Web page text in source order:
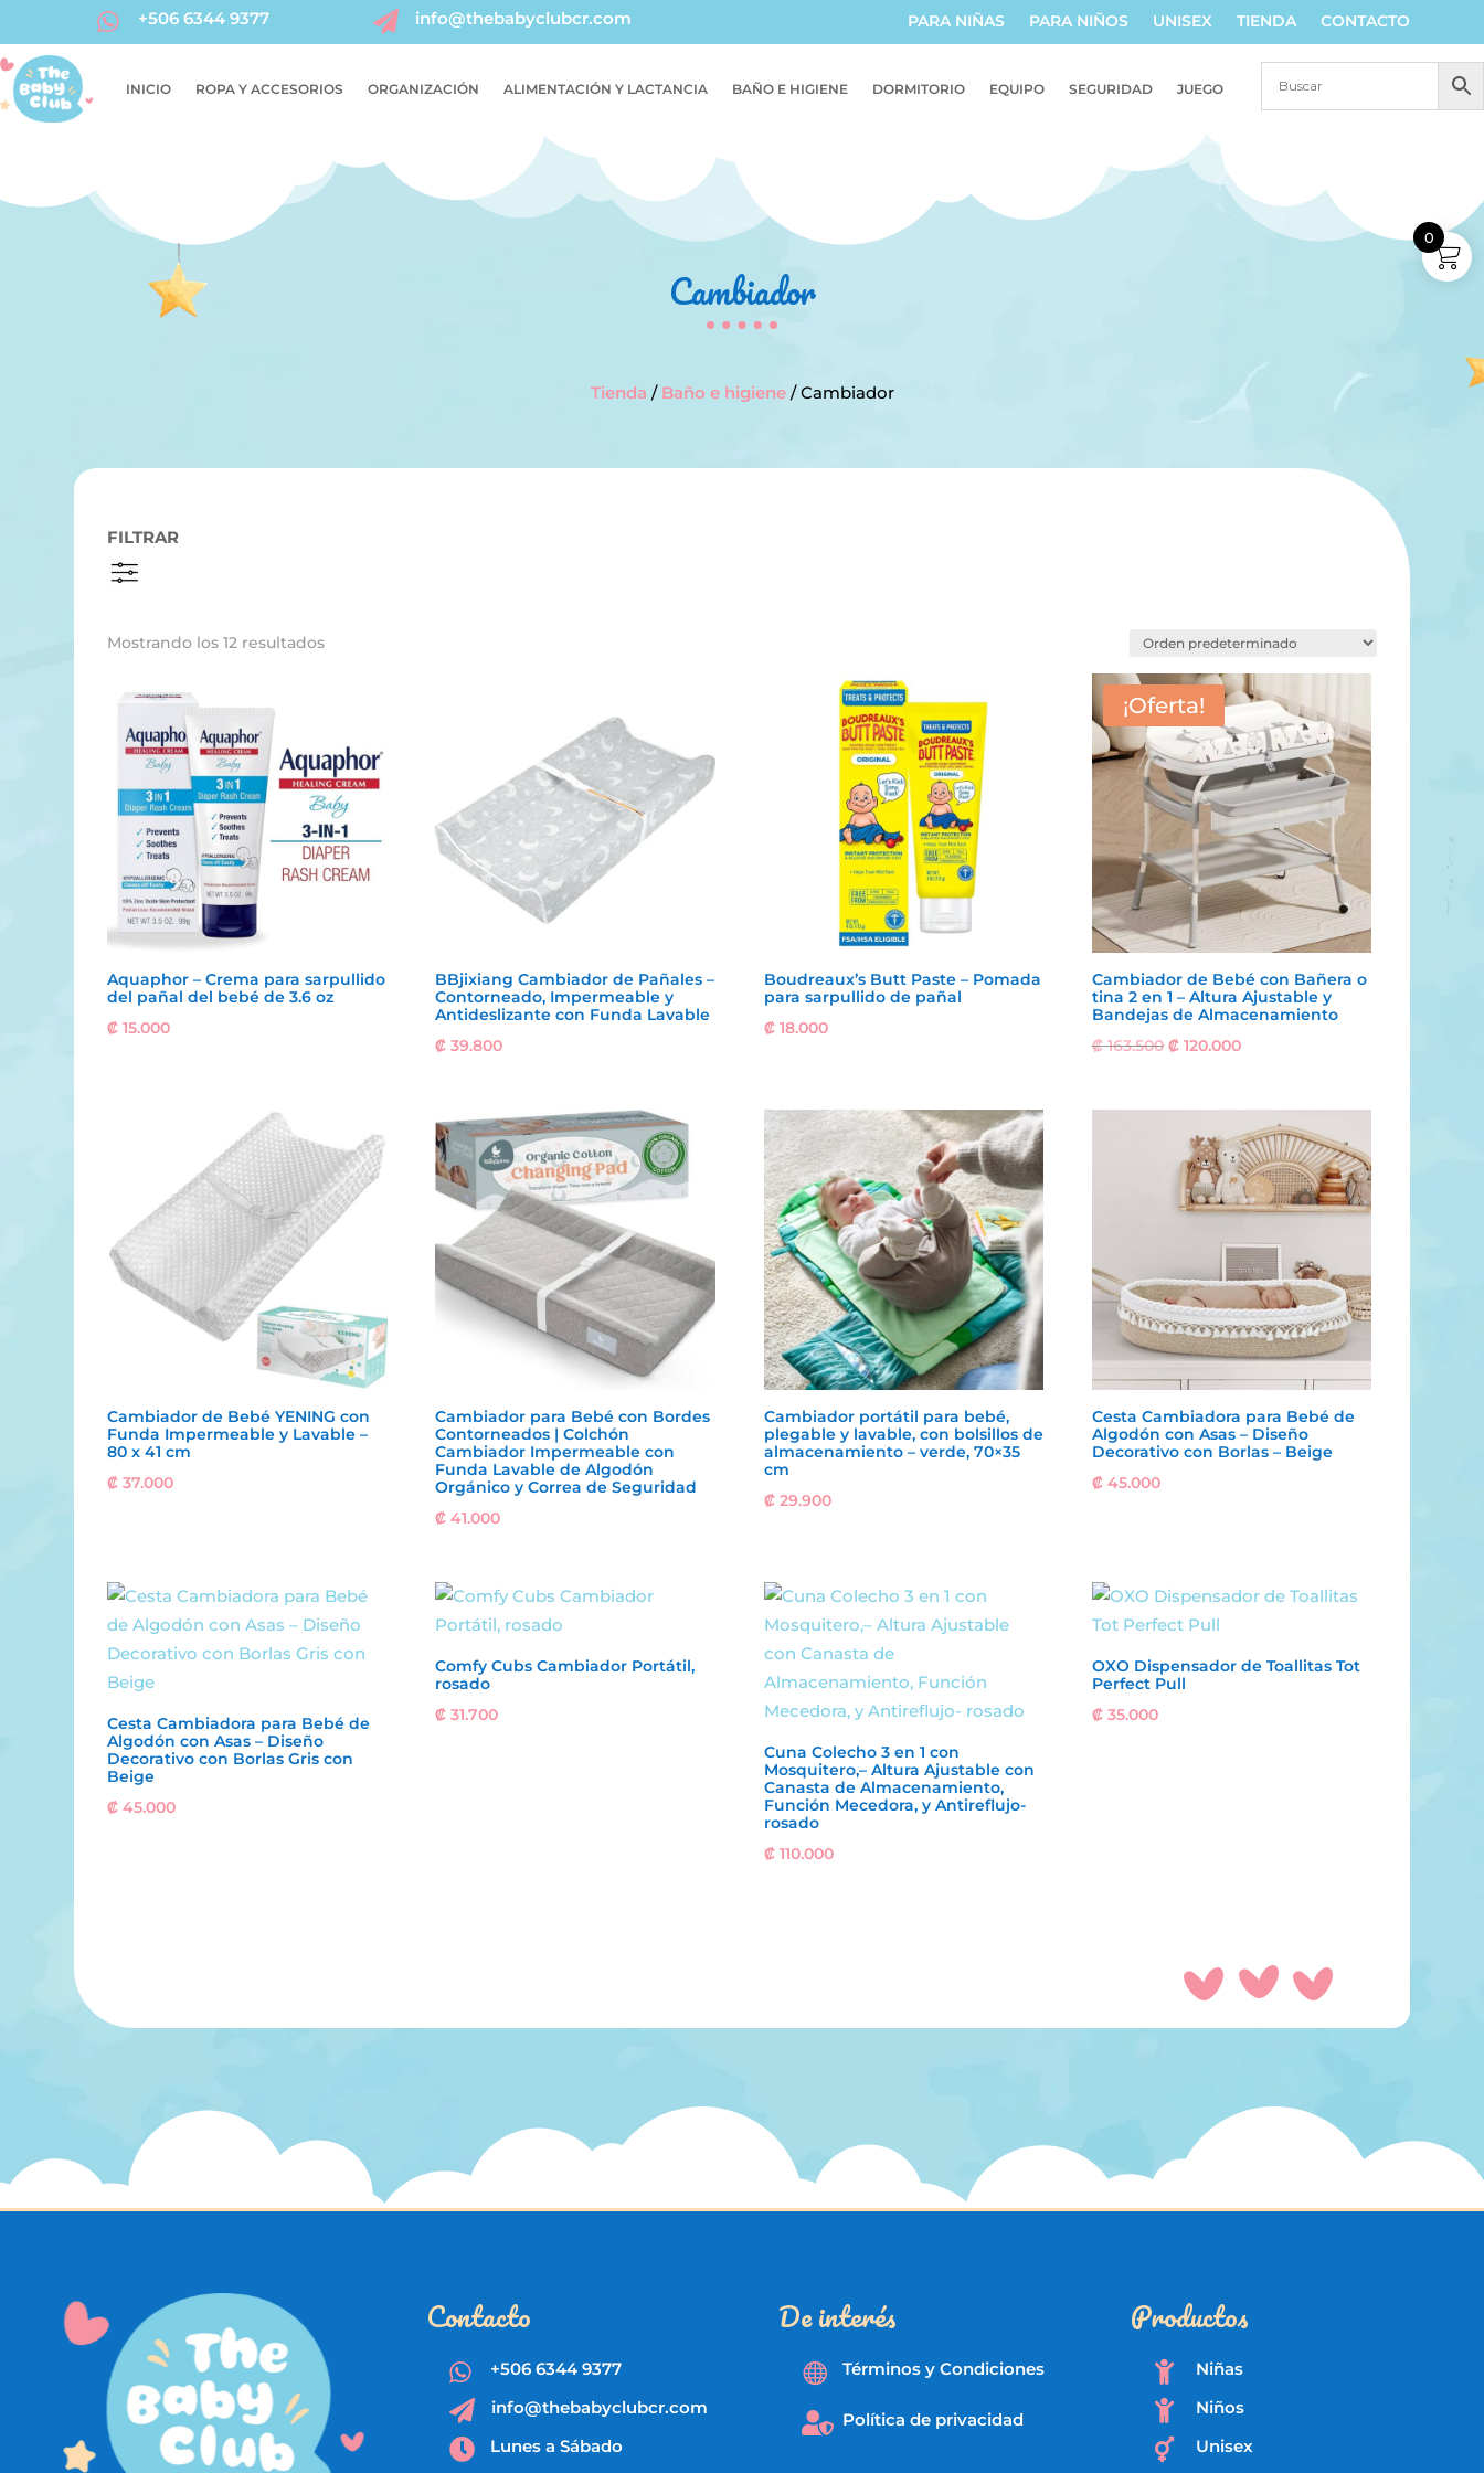
 +506 6344 9377  info@thebabyclubcr.com PARA NIÑAS PARA NIÑOS UNISEX TIENDA CONTACTO
INICIO ROPA Y ACCESORIOS ORGANIZACIÓN ALIMENTACIÓN Y LACTANCIA BAÑO E HIGIENE DORMITORIO EQUIPO SEGURIDAD JUEGO
Cambiador
Tienda / Baño e higiene/ Cambiador
FILTRAR
Mostrando los 12 resultados
Aquaphor – Crema para sarpullido
del pañal del bebé de 3.6 oz
₡ 15.000
BBjixiang Cambiador de Pañales –
Contorneado, Impermeable y
Antideslizante con Funda Lavable
₡ 39.800
Boudreaux’s Butt Paste – Pomada
para sarpullido de pañal
₡18.000
¡Oferta!
Cambiador de Bebé con Bañera o
tina 2 en 1 – Altura Ajustable y
Bandejas de Almacenamiento
₡163.500 El
₡ 163.500.
₡120.000El
es:
₡ 120.000.
Cambiador de Bebé YENING con
Funda Impermeable y Lavable –
80 x 41 cm
₡ 37.000
Cambiador para Bebé con Bordes
Contorneados | Colchón
Cambiador Impermeable con
Funda Lavable de Algodón
Orgánico y Correa de Seguridad
₡ 41.000
Cambiador portátil para bebé,
plegable y lavable, con bolsillos de
almacenamiento – verde, 70×35
cm
₡29.900
Cesta Cambiadora para Bebé de
Algodón con Asas – Diseño
Decorativo con Borlas – Beige
₡45.000
Cesta Cambiadora para Bebé de
Algodón con Asas – Diseño
Decorativo con Borlas Gris con
Beige
₡ 45.000
Comfy Cubs Cambiador Portátil,
rosado
₡ 31.700
Cuna Colecho 3 en 1 con
Mosquitero,– Altura Ajustable con
Canasta de Almacenamiento,
Función Mecedora, y Antireflujo-
rosado
₡110.000
OXO Dispensador de Toallitas Tot
Perfect Pull
₡35.000
Contacto
 +506 6344 9377
 info@thebabyclubcr.com

Lunes a Sábado
De interés
 Términos y Condiciones
 Política de privacidad
Productos
 Niñas
 Niños
 Unisex
0